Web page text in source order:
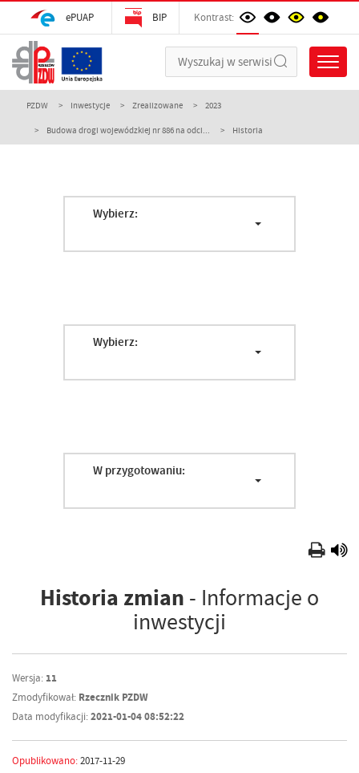
ePUAP BIP Kontrast:
PZDW Inwestycje Zrealizowane 2023
Budowa drogi wojewódzkiej nr 886 na odci... Historia
Wybierz:
Wybierz:
W przygotowaniu:
Historia zmian - Informacje o
inwestycji
Wersja: 11
Zmodyfikował: Rzecznik PZDW
Data modyfikacji:2021-01-04 08:52:22
Opublikowano:2017-11-29